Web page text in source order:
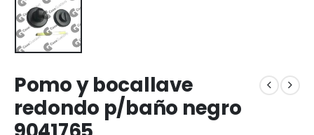
Pomo y bocallave
redondo p/baño negro